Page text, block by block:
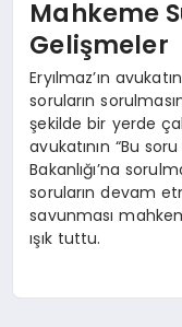
Mahkeme
Gelişmeler
Eryılmaz’ın
soruların
şekilde bir yerde
avukatının “Bu
Bakanlığı’na
soruların devam
savunması
ışık tuttu.